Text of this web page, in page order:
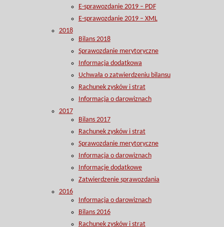
E-sprawozdanie 2019 – PDF
E-sprawozdanie 2019 – XML
2018
Bilans 2018
Sprawozdanie merytoryczne
Informacja dodatkowa
Uchwała o zatwierdzeniu bilansu
Rachunek zysków i strat
Informacja o darowiznach
2017
Bilans 2017
Rachunek zysków i strat
Sprawozdanie merytoryczne
Informacja o darowiznach
Informacje dodatkowe
Zatwierdzenie sprawozdania
2016
Informacja o darowiznach
Bilans 2016
Rachunek zysków i strat